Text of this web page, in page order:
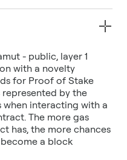
- public, layer 1
with a novelty
for Proof of Stake
by the
when interacting with a
The more gas
has, the more chances
a block